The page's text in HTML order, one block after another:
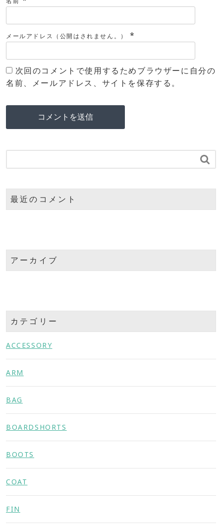
メールアドレス（公開はされません。） *
次回のコメントで使用するためブラウザーに自分の
名前、メールアドレス、サイトを保存する。

最近のコメント
アーカイブ
カテゴリー
ACCESSORY
ARM
BAG
BOARDSHORTS
BOOTS
COAT
FIN